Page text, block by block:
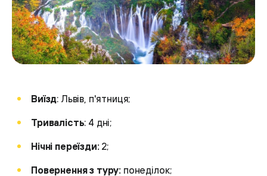
Виїзд: Львів, п'ятниця;
Тривалість: 4 дні;
Нічні переїзди: 2;
Повернення з туру: понеділок;